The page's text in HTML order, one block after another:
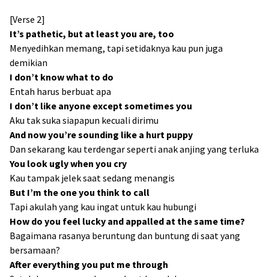
[Verse 2]
It’s pathetic, but at least you are, too
Menyedihkan memang, tapi setidaknya kau pun juga
demikian
I don’t know what to do
Entah harus berbuat apa
I don’t like anyone except sometimes you
Aku tak suka siapapun kecuali dirimu
And now you’re sounding like a hurt puppy
Dan sekarang kau terdengar seperti anak anjing yang terluka
You look ugly when you cry
Kau tampak jelek saat sedang menangis
But I’m the one you think to call
Tapi akulah yang kau ingat untuk kau hubungi
How do you feel lucky and appalled at the same time?
Bagaimana rasanya beruntung dan buntung di saat yang
bersamaan?
After everything you put me through